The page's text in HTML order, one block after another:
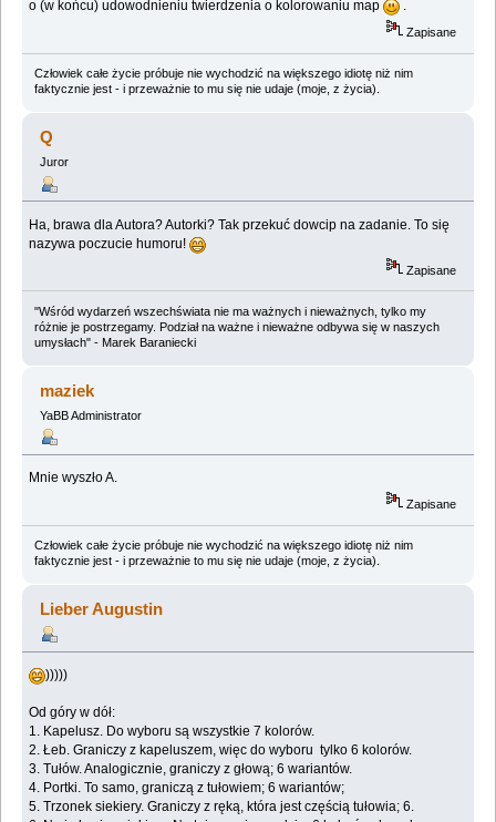
o (w końcu) udowodnieniu twierdzenia o kolorowaniu map
.
Zapisane
Człowiek całe życie próbuje nie wychodzić na większego idiotę niż nim
faktycznie jest - i przeważnie to mu się nie udaje (moje, z życia).
Q
Juror
Ha, brawa dla Autora? Autorki? Tak przekuć dowcip na zadanie. To się
nazywa poczucie humoru!
Zapisane
"Wśród wydarzeń wszechświata nie ma ważnych i nieważnych, tylko my
różnie je postrzegamy. Podział na ważne i nieważne odbywa się w naszych
umysłach" - Marek Baraniecki
maziek
YaBB Administrator
Mnie wyszło A.
Zapisane
Człowiek całe życie próbuje nie wychodzić na większego idiotę niż nim
faktycznie jest - i przeważnie to mu się nie udaje (moje, z życia).
Lieber Augustin
)))))
Od góry w dół:
1. Kapelusz. Do wyboru są wszystkie 7 kolorów.
2. Łeb. Graniczy z kapeluszem, więc do wyboru tylko 6 kolorów.
3. Tułów. Analogicznie, graniczy z głową; 6 wariantów.
4. Portki. To samo, graniczą z tułowiem; 6 wariantów;
5. Trzonek siekiery. Graniczy z ręką, która jest częścią tułowia; 6.